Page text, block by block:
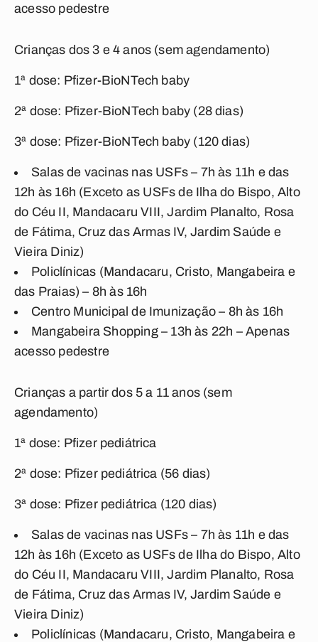
acesso pedestre
Crianças dos 3 e 4 anos (sem agendamento)
1ª dose: Pfizer-BioNTech baby
2ª dose: Pfizer-BioNTech baby (28 dias)
3ª dose: Pfizer-BioNTech baby (120 dias)
Salas de vacinas nas USFs – 7h às 11h e das
12h às 16h (Exceto as USFs de Ilha do Bispo, Alto
do Céu II, Mandacaru VIII, Jardim Planalto, Rosa
de Fátima, Cruz das Armas IV, Jardim Saúde e
Vieira Diniz)
Policlínicas (Mandacaru, Cristo, Mangabeira e
das Praias) – 8h às 16h
Centro Municipal de Imunização – 8h às 16h
Mangabeira Shopping – 13h às 22h – Apenas
acesso pedestre
Crianças a partir dos 5 a 11 anos (sem
agendamento)
1ª dose: Pfizer pediátrica
2ª dose: Pfizer pediátrica (56 dias)
3ª dose: Pfizer pediátrica (120 dias)
Salas de vacinas nas USFs – 7h às 11h e das
12h às 16h (Exceto as USFs de Ilha do Bispo, Alto
do Céu II, Mandacaru VIII, Jardim Planalto, Rosa
de Fátima, Cruz das Armas IV, Jardim Saúde e
Vieira Diniz)
Policlínicas (Mandacaru, Cristo, Mangabeira e